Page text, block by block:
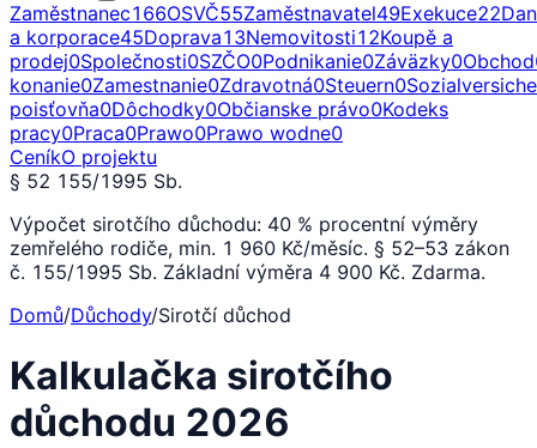
Zaměstnanec166OSVČ55Zaměstnavatel49Exekuce22
a korporace45Doprava13Nemovitosti12Koupě a
prodej0Společnosti0SZČO0Podnikanie0Záväzky0Obchod
konanie0Zamestnanie0Zdravotná0Steuern0
poisťovňa0Dôchodky0Občianske právo0Kodeks
pracy0Praca0Prawo0Prawo wodne0
CeníkO projektu
§ 52 155/1995 Sb.
Výpočet sirotčího důchodu: 40 % procentní výměry
zemřelého rodiče, min. 1 960 Kč/měsíc. § 52–53 zákon
č. 155/1995 Sb. Základní výměra 4 900 Kč. Zdarma.
Domů/Důchody/Sirotčí důchod
Kalkulačka sirotčího
důchodu 2026